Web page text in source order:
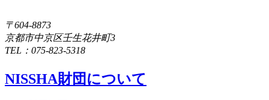
〒604-8873
京都市中京区壬生花井町3
TEL：075-823-5318
NISSHA財団について